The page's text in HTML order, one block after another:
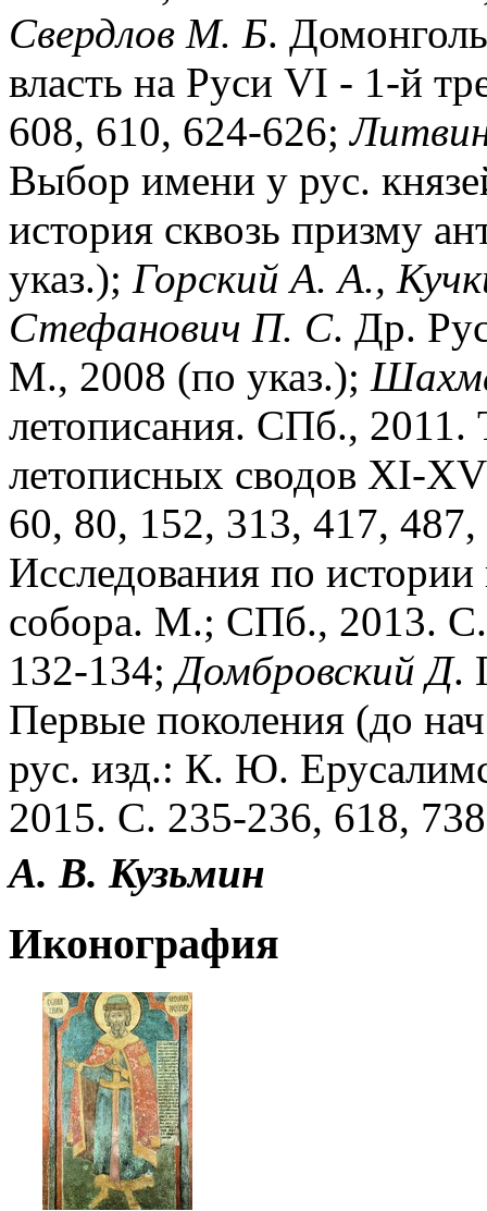
Свердлов М. Б.
власть на Руси VI - 1-й
608, 610, 624-626;
Выбор имени у рус.
история сквозь призму
указ.); Горский А. А.,
Стефанович П. С. Др.
М., 2008 (по указ.);
летописания. СПб., 2011.
летописных сводов XI-
60, 80, 152, 313, 417,
Исследования по
собора. М.; СПб., 2013.
132-134;Домбровский Д.
Первые поколения (до
рус. изд.: К. Ю.
2015. С. 235-236, 618,
А. В. Кузьмин
Иконография